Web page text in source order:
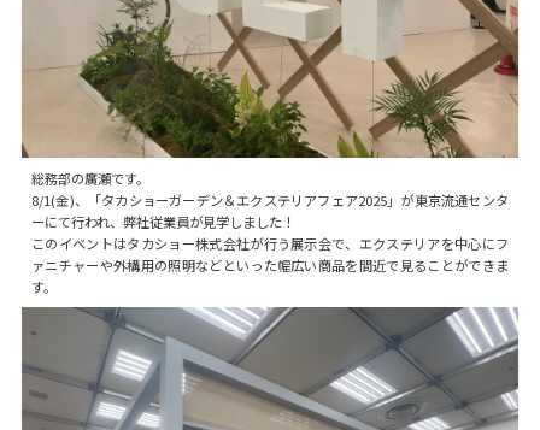
総務部の廣瀬です。
8/1(金)、「タカショーガーデン＆エクステリアフェア2025」が東京流通センタ
ーにて行われ、弊社従業員が見学しました！
このイベントはタカショー株式会社が行う展示会で、エクステリアを中心にフ
ァニチャーや外構用の照明などといった幅広い商品を間近で見ることができま
す。